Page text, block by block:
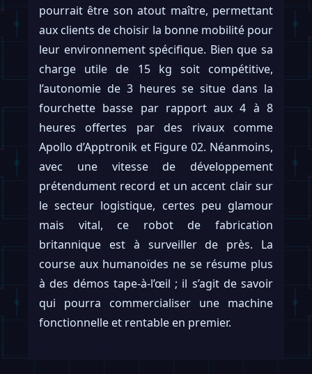
pourrait être son atout maître, permettant
aux clients de choisir la bonne mobilité pour
leur environnement spécifique. Bien que sa
charge utile de 15 kg soit compétitive,
l’autonomie de 3 heures se situe dans la
fourchette basse par rapport aux 4 à 8
heures offertes par des rivaux comme
Apollo d’Apptronik et Figure 02. Néanmoins,
avec une vitesse de développement
prétendument record et un accent clair sur
le secteur logistique, certes peu glamour
mais vital, ce robot de fabrication
britannique est à surveiller de près. La
course aux humanoïdes ne se résume plus
à des démos tape-à-l’œil ; il s’agit de savoir
qui pourra commercialiser une machine
fonctionnelle et rentable en premier.